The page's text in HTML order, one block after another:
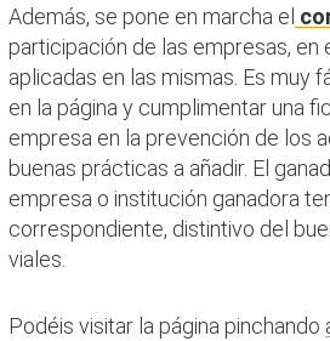
Además, se pone en marcha el
participación de las empresas,
aplicadas en las mismas. Es muy
en la página y cumplimentar una
empresa en la prevención de los
buenas prácticas a añadir. El
empresa o institución ganadora
correspondiente, distintivo del
viales.
Podéis visitar la página pinchando